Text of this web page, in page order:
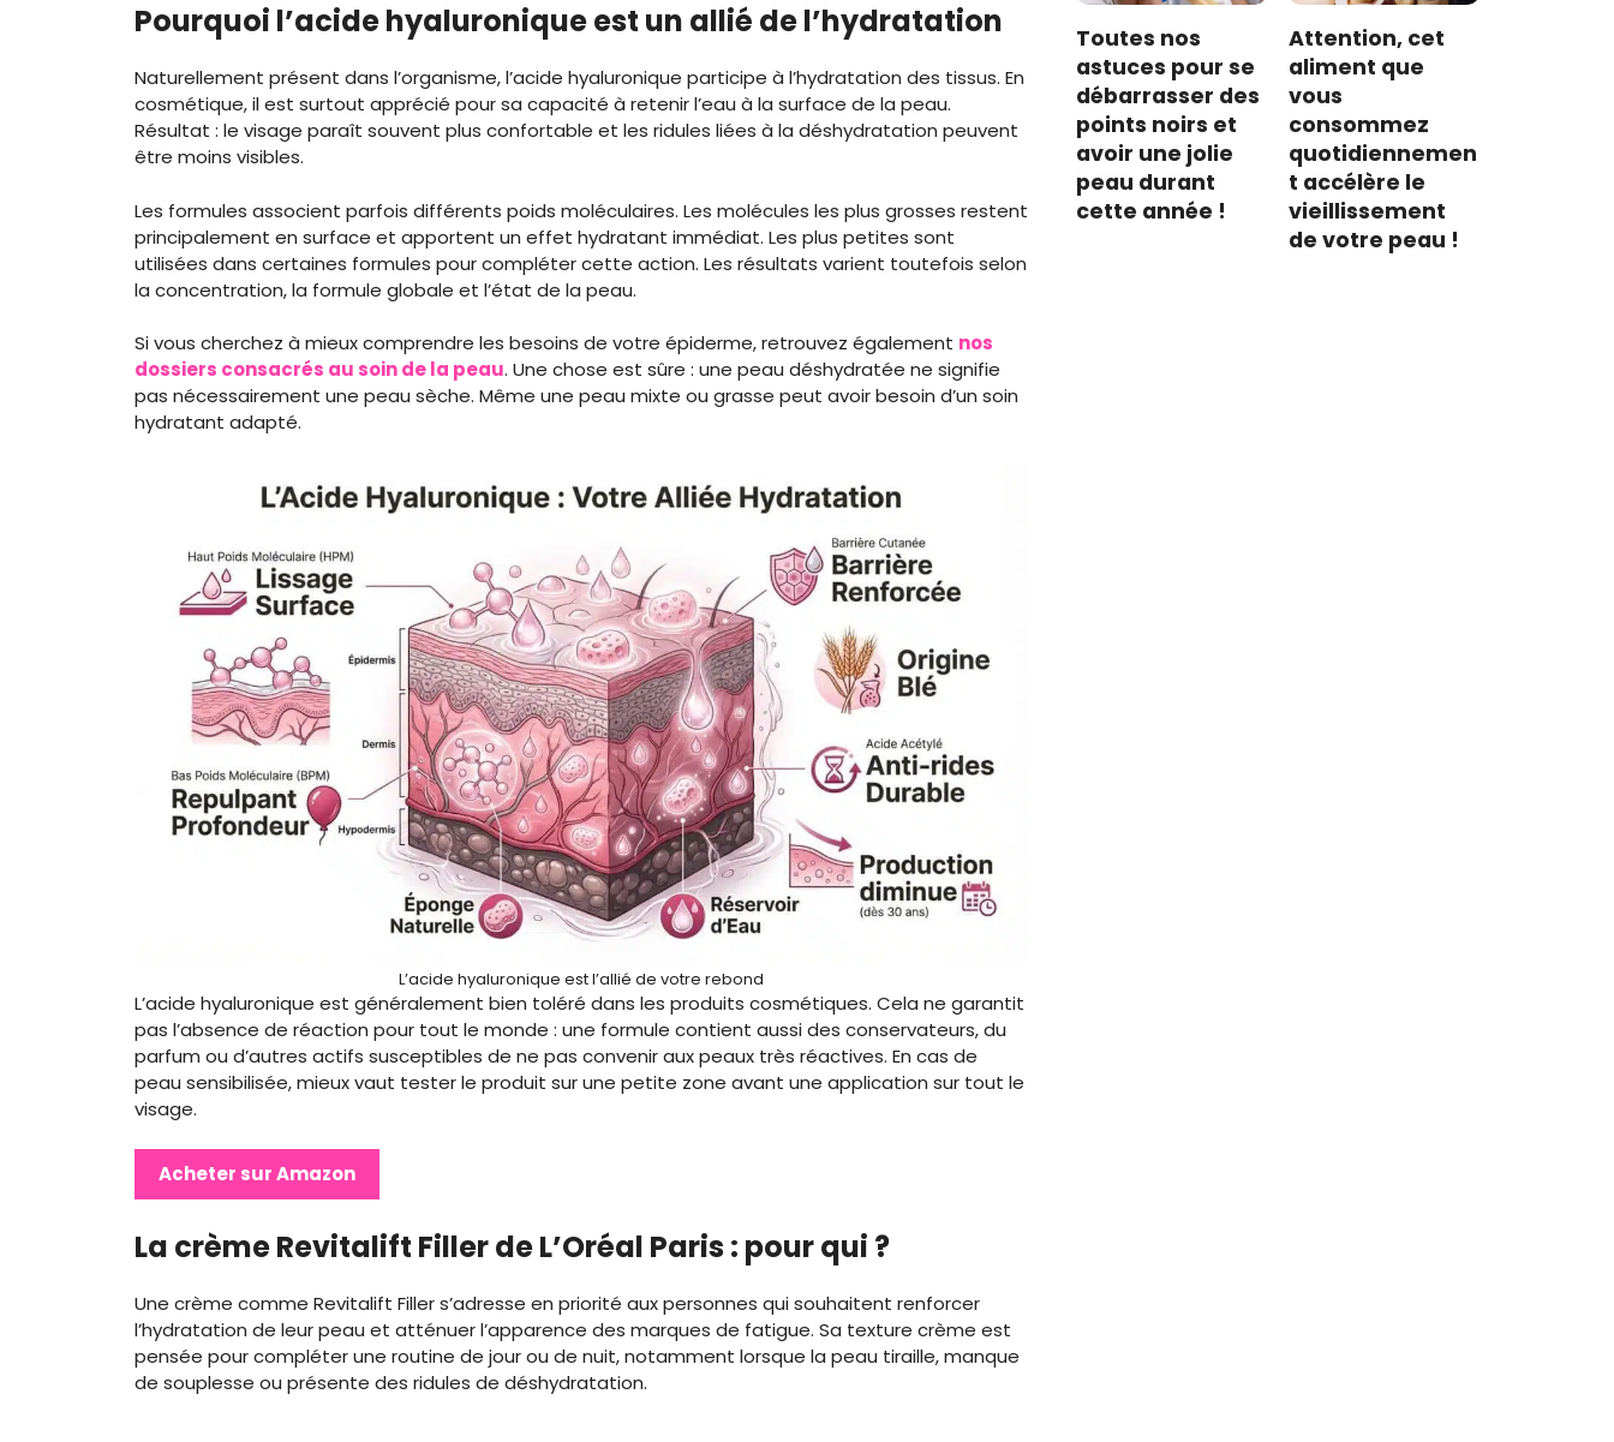
Pourquoi l’acide hyaluronique est un allié de l’hydratation
Naturellement présent dans l’organisme, l’acide hyaluronique participe à l’hydratation des tissus. En
cosmétique, il est surtout apprécié pour sa capacité à retenir l’eau à la surface de la peau.
Résultat : le visage paraît souvent plus confortable et les ridules liées à la déshydratation peuvent
être moins visibles.
Les formules associent parfois différents poids moléculaires. Les molécules les plus grosses restent
principalement en surface et apportent un effet hydratant immédiat. Les plus petites sont
utilisées dans certaines formules pour compléter cette action. Les résultats varient toutefois selon
la concentration, la formule globale et l’état de la peau.
Si vous cherchez à mieux comprendre les besoins de votre épiderme, retrouvez également nos
dossiers consacrés au soin de la peau. Une chose est sûre : une peau déshydratée ne signifie
pas nécessairement une peau sèche. Même une peau mixte ou grasse peut avoir besoin d’un soin
hydratant adapté.
L’acide hyaluronique est l’allié de votre rebond
L’acide hyaluronique est généralement bien toléré dans les produits cosmétiques. Cela ne garantit
pas l’absence de réaction pour tout le monde : une formule contient aussi des conservateurs, du
parfum ou d’autres actifs susceptibles de ne pas convenir aux peaux très réactives. En cas de
peau sensibilisée, mieux vaut tester le produit sur une petite zone avant une application sur tout le
visage.
Acheter sur Amazon
La crème Revitalift Filler de L’Oréal Paris : pour qui ?
Une crème comme Revitalift Filler s’adresse en priorité aux personnes qui souhaitent renforcer
l’hydratation de leur peau et atténuer l’apparence des marques de fatigue. Sa texture crème est
pensée pour compléter une routine de jour ou de nuit, notamment lorsque la peau tiraille, manque
de souplesse ou présente des ridules de déshydratation.
Toutes nos
astuces pour se
débarrasser des
points noirs et
avoir une jolie
peau durant
cette année !
Attention, cet
aliment que
vous
consommez
quotidiennemen
t accélère le
vieillissement
de votre peau !